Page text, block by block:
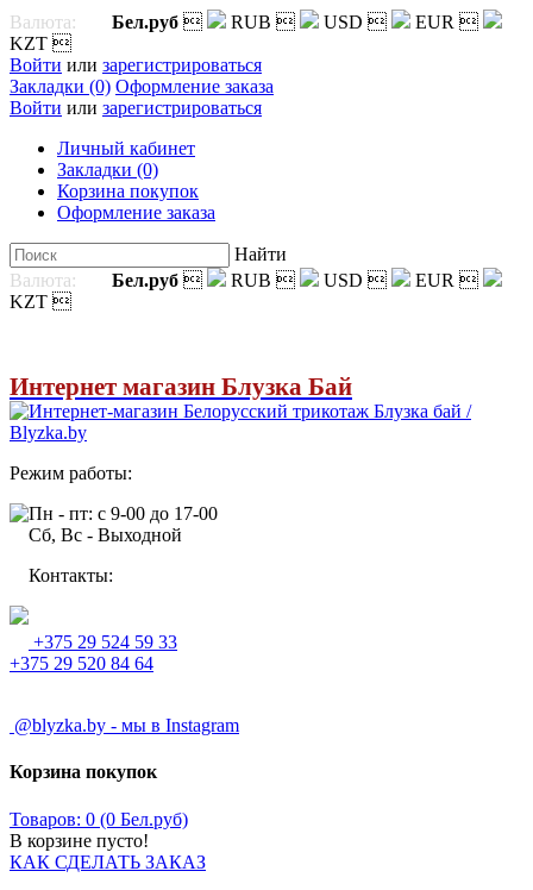
Валюта: Бел.руб  RUB  USD  EUR 
KZT 
Войти или зарегистрироваться
Закладки (0) Оформление заказа
Войти или зарегистрироваться
Личный кабинет
Закладки (0)
Корзина покупок
Оформление заказа
Найти
Валюта:
Бел.руб  RUB  USD  EUR 
KZT 
Интернет магазин Блузка Бай
Режим работы:
Пн - пт: с 9-00 до 17-00
Сб, Вс - Выходной
Контакты:
+375 29 524 59 33
+375 29 520 84 64
@blyzka.by - мы в Instagram
Корзина покупок
Товаров: 0 (0 Бел.руб)
В корзине пусто!
КАК СДЕЛАТЬ ЗАКАЗ